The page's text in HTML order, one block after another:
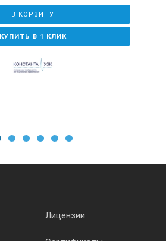
В КОРЗИНУ
КУПИТЬ В 1 КЛИК
Лицензии